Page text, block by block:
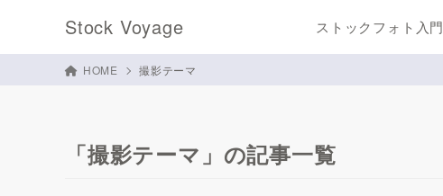
Stock Voyage ストックフォト入門
HOME 撮影テーマ
「撮影テーマ」の記事一覧